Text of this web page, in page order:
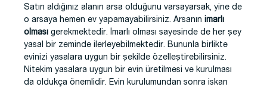
Satın aldığınız alanın arsa olduğunu varsayarsak, yine de
o arsaya hemen ev yapamayabilirsiniz. Arsanın imarlı
olması gerekmektedir. İmarlı olması sayesinde de her şey
yasal bir zeminde ilerleyebilmektedir. Bununla birlikte
evinizi yasalara uygun bir şekilde özelleştirebilirsiniz.
Nitekim yasalara uygun bir evin üretilmesi ve kurulması
da oldukça önemlidir. Evin kurulumundan sonra iskan